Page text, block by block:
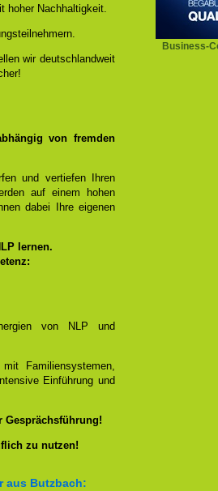
Business-
hoher Nachhaltigkeit.
wir deutschlandweit
von fremden
und vertiefen Ihren
auf einem hohen
dabei Ihre eigenen
lernen.
von NLP und
Familiensystemen,
Einführung und
zu nutzen!
aus Butzbach: